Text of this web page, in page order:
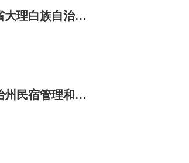
大理日报 | 大理白族自治州人大常委会关于对《云南省大理白族自治州大理风景名胜区管理条例（修正草案·征求意见稿）》公开征求意见的公告
大理日报 | 鹤庆县人大常委会组织开展《大理白族自治州民宿管理和促进条例》专题宣讲